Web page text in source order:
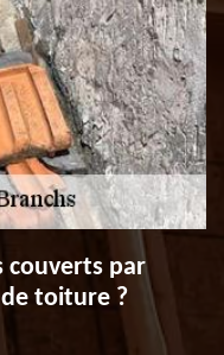
couverts par
de toiture ?